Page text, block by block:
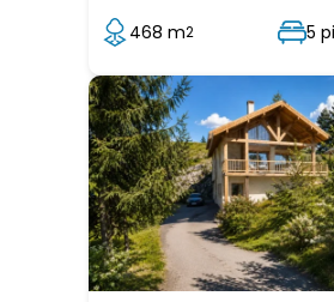
468 m2 5